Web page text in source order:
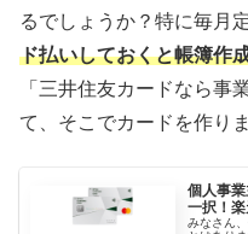
るでしょうか？特に毎月
ド払いしておくと帳簿作
「三井住友カードなら事
て、そこでカードを作り
個人事
一択！
みなさん